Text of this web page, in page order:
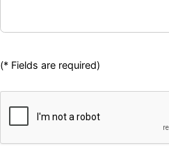
(* Fields are required)